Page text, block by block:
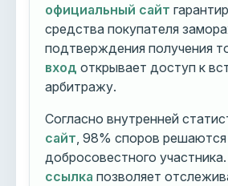
официальный сайт
средства покупателя
подтверждения получения
вход открывает доступ к
арбитражу.
Согласно внутренней
сайт , 98% споров
добросовестного участника.
ссылка позволяет